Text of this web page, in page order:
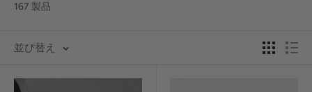
167 製品
並び替え